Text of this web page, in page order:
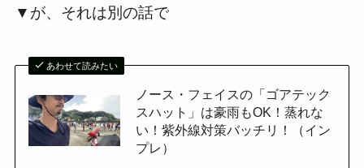
▼が、それは別の話で
あわせて読みたい
ノース・フェイスの「ゴアテック
スハット」は豪雨もOK！蒸れな
い！紫外線対策バッチリ！（イン
プレ）